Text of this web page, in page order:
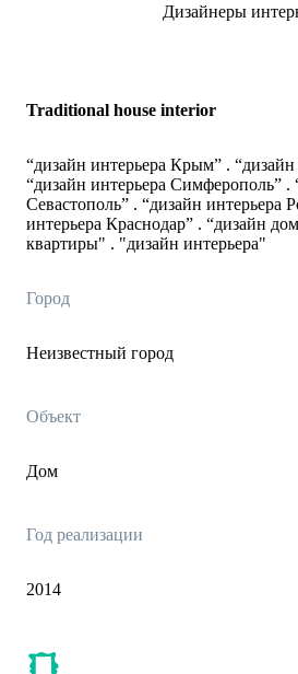
Traditional house interior
“дизайн интерьера Крым” .
“дизайн интерьера Симферополь” .
Севастополь” . “дизайн интерьера
интерьера Краснодар” . “дизайн
квартиры" . "дизайн интерьера"
Город
Неизвестный город
Объект
Дом
Год реализации
2014
Дизайнеры